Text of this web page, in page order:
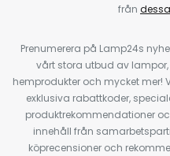
från
Prenumerera på Lamp24s
vårt stora utbud av
hemprodukter och mycket
exklusiva rabattkoder,
produktrekommendationer
innehåll från
köprecensioner och